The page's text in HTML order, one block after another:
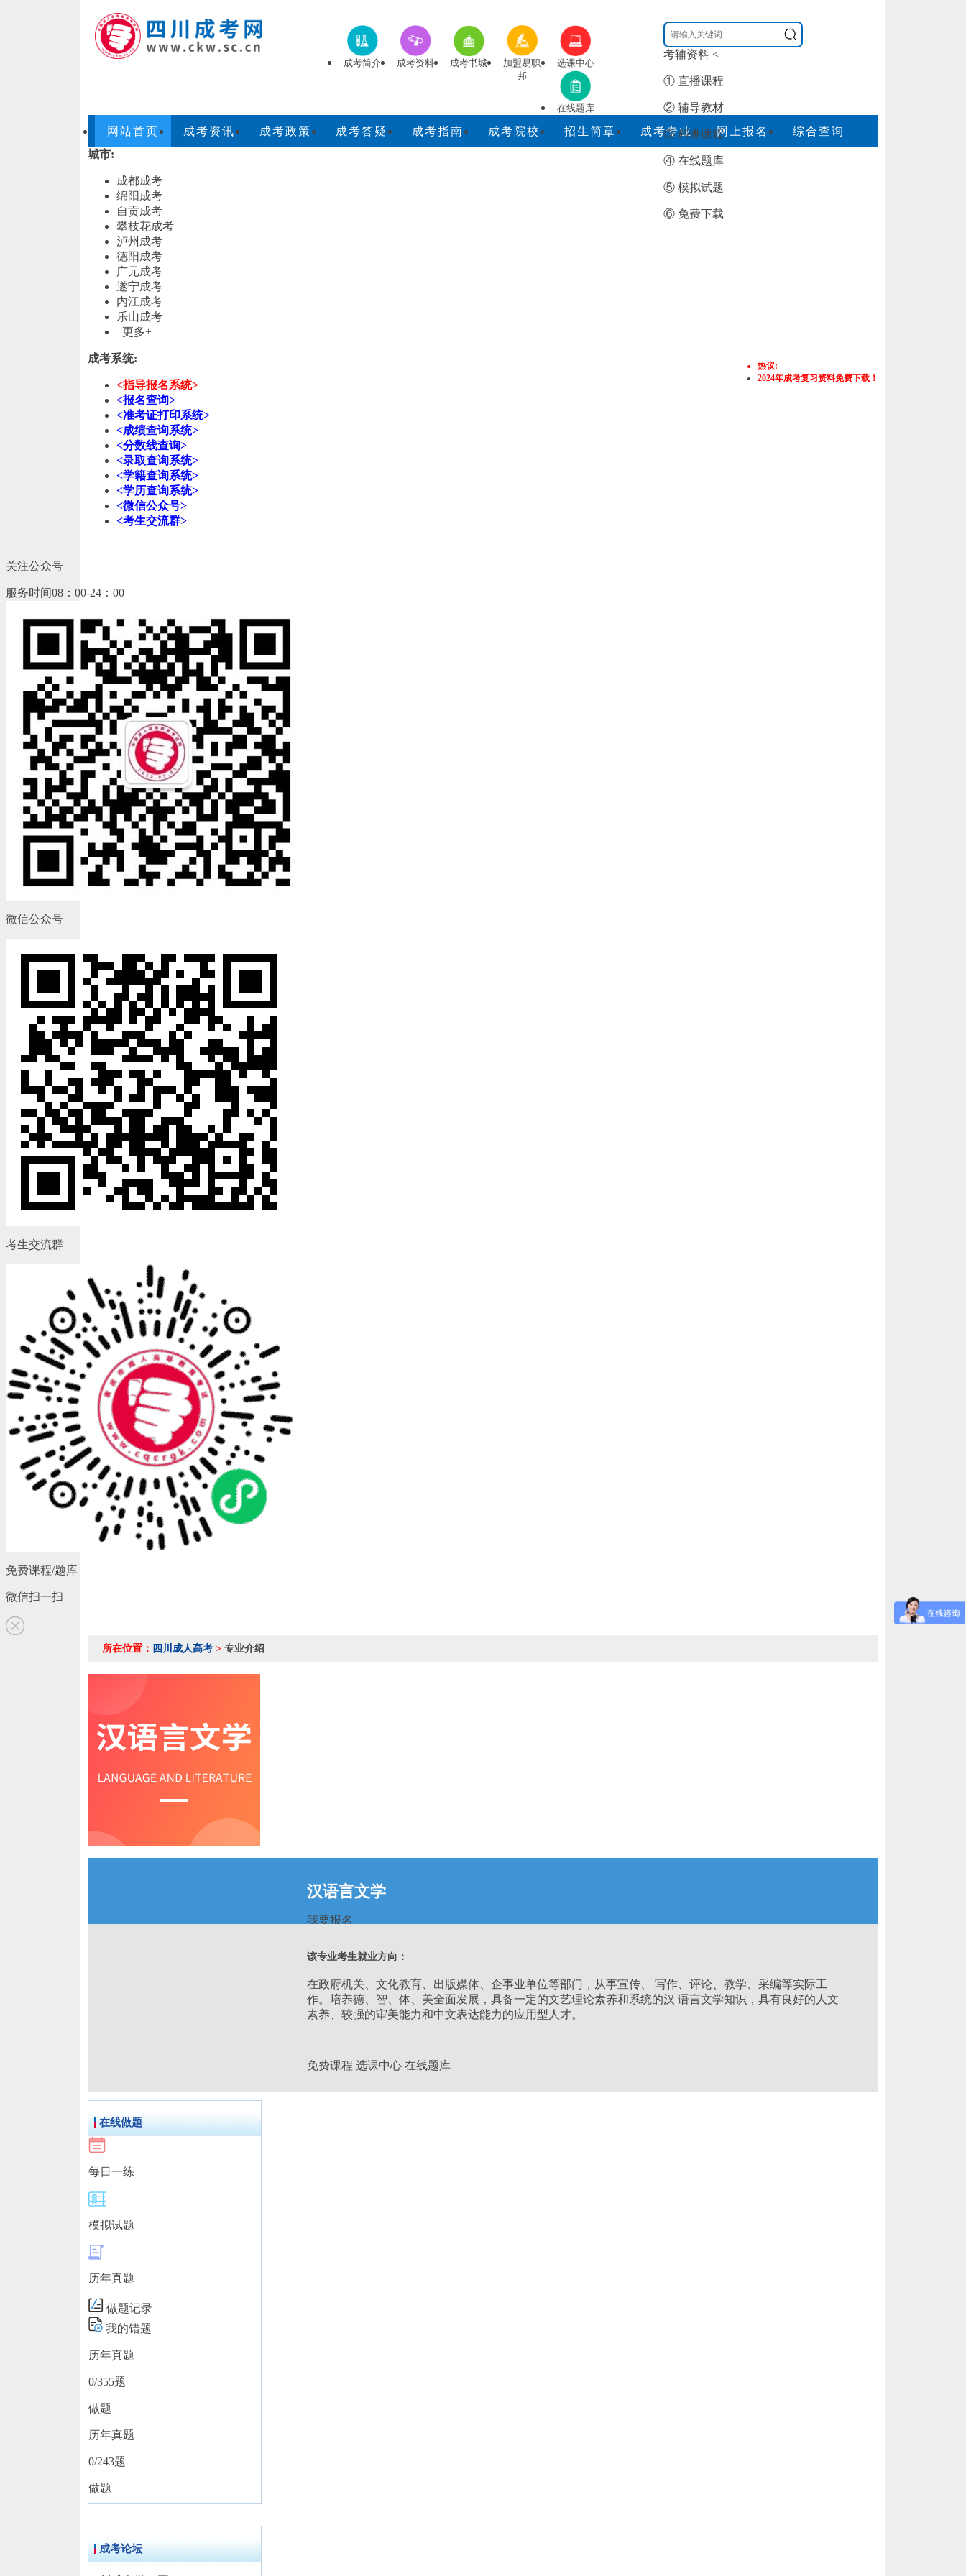
成考简介 成考资料 成考书城
加盟易职
邦
选课中心
在线题库
考辅资料 <
① 直播课程
② 辅导教材
③ 精讲课程
④ 在线题库
⑤ 模拟试题
⑥ 免费下载
网站首页 成考资讯 成考政策 成考答疑 成考指南 成考院校 招生简章 成考专业 网上报名
综合查询
城市:
成都成考
绵阳成考
自贡成考
攀枝花成考
泸州成考
德阳成考
广元成考
遂宁成考
内江成考
乐山成考
更多+
热议:
2024年成考复习资料免费下载！
成考系统:
<指导报名系统>
<报名查询>
<准考证打印系统>
<成绩查询系统>
<分数线查询>
<录取查询系统>
<学籍查询系统>
<学历查询系统>
<微信公众号>
<考生交流群>
关注公众号
服务时间08：00-24：00
微信公众号
考生交流群
免费课程/题库
微信扫一扫
所在位置： 四川成人高考 > 专业介绍
汉语言文学
我要报名
该专业考生就业方向：
在政府机关、文化教育、出版媒体、企事业单位等部门，从事宣传、 写作、评论、教学、采编等实际工
作。培养德、智、体、美全面发展，具备一定的文艺理论素养和系统的汉 语言文学知识，具有良好的人文
素养、较强的审美能力和中文表达能力的应用型人才。
免费课程 选课中心 在线题库
在线做题
每日一练
模拟试题
历年真题
做题记录
我的错题
历年真题
0/355题
做题
历年真题
0/243题
做题
成考论坛